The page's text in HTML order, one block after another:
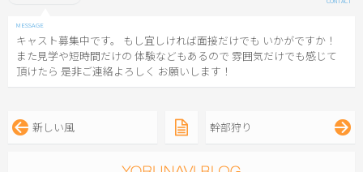
キャスト募集中です。 もし宜しければ面接だけでも いかがですか！
また見学や短時間だけの 体験などもあるので 雰囲気だけでも感じて
頂けたら 是非ご連絡よろしく お願いします！
新しい風 幹部狩り